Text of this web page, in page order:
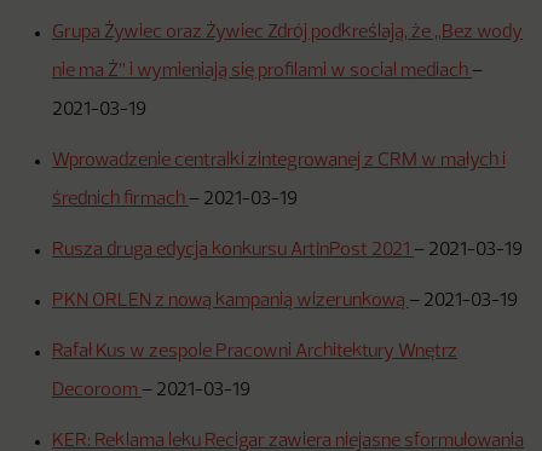
Grupa Żywiec oraz Żywiec Zdrój podkreślają, że „Bez wody
nie ma Ż” i wymieniają się profilami w social mediach –
2021-03-19
Wprowadzenie centralki zintegrowanej z CRM w małych i
średnich firmach – 2021-03-19
Rusza druga edycja konkursu ArtInPost 2021 – 2021-03-19
PKN ORLEN z nową kampanią wizerunkową – 2021-03-19
Rafał Kus w zespole Pracowni Architektury Wnętrz
Decoroom – 2021-03-19
KER: Reklama leku Recigar zawiera niejasne sformułowania